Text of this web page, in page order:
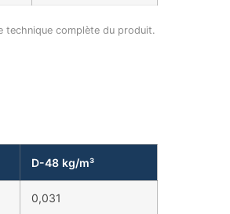
technique complète du produit.
D-48 kg/m³
0,031